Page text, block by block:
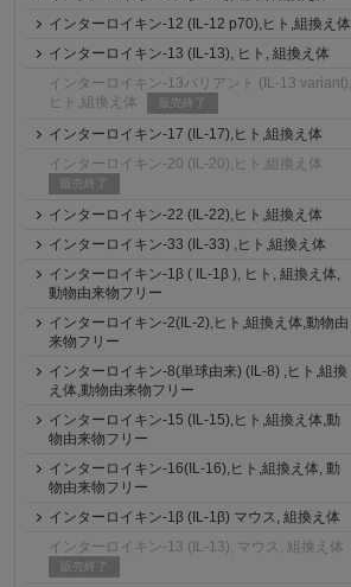
インターロイキン-12 (IL-12 p70),ヒト,組換え体
インターロイキン-13 (IL-13), ヒト, 組換え体
インターロイキン-13バリアント (IL-13 variant),
ヒト,組換え体
販売終了
インターロイキン-17 (IL-17),ヒト,組換え体
インターロイキン-20 (IL-20),ヒト,組換え体
販売終了
インターロイキン-22 (IL-22),ヒト,組換え体
インターロイキン-33 (IL-33) ,ヒト,組換え体
インターロイキン-1β ( IL-1β ), ヒト, 組換え体,
動物由来物フリー
インターロイキン-2(IL-2),ヒト,組換え体,動物由
来物フリー
インターロイキン-8(単球由来) (IL-8) ,ヒト,組換
え体,動物由来物フリー
インターロイキン-15 (IL-15),ヒト,組換え体,動
物由来物フリー
インターロイキン-16(IL-16),ヒト,組換え体, 動
物由来物フリー
インターロイキン-1β (IL-1β) マウス, 組換え体
インターロイキン-13 (IL-13), マウス, 組換え体
販売終了